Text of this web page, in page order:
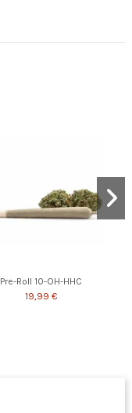
Pre-Roll 10-OH-HHC
19,99 €